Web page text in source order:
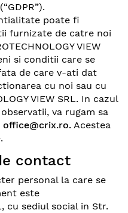
poate fi
furnizate de catre noi
VIEW
si conditii care se
de care v-ati dat
cu noi sau cu
VIEW SRL. In cazul
va rugam sa
office@crix.ro. Acestea
contact
personal la care se
este
cu sediul social in Str.